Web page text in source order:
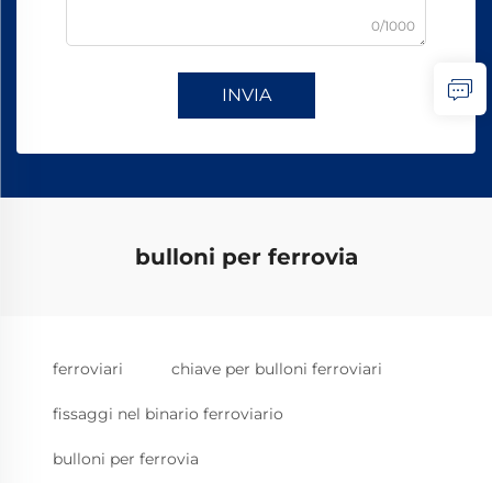
0/1000
INVIA
bulloni per ferrovia
ferroviari chiave per bulloni ferroviari
fissaggi nel binario ferroviario
bulloni per ferrovia